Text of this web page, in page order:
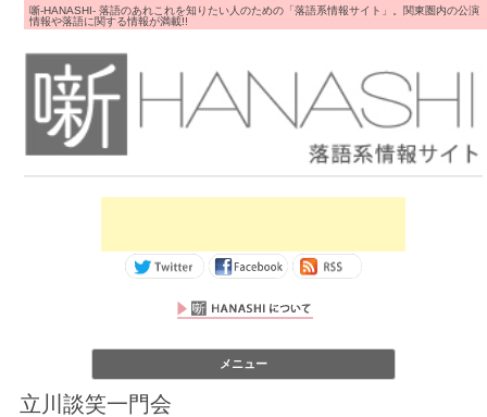
噺-HANASHI- 落語のあれこれを知りたい人のための「落語系情報サイト」。関東圏内の公演
情報や落語に関する情報が満載!!
メニュー
立川談笑一門会